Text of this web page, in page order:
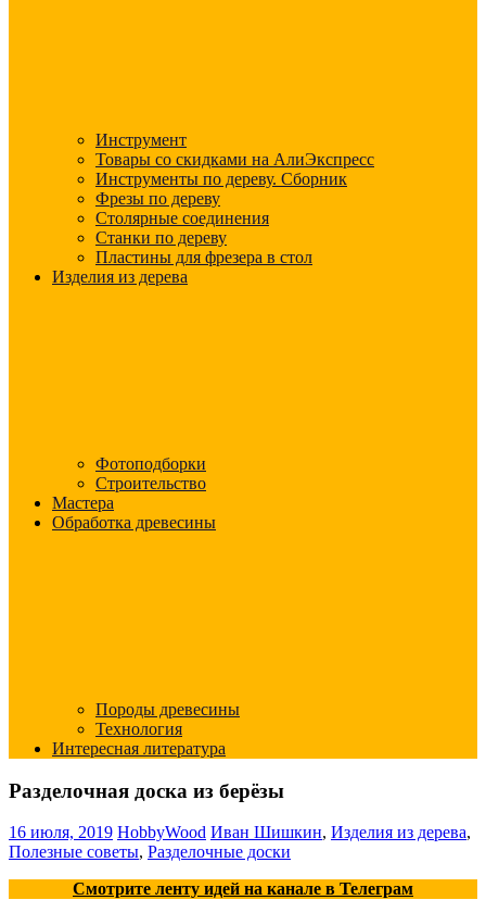
Инструмент
Товары со скидками на АлиЭкспресс
Инструменты по дереву. Сборник
Фрезы по дереву
Столярные соединения
Станки по дереву
Пластины для фрезера в стол
Изделия из дерева
Фотоподборки
Строительство
Мастера
Обработка древесины
Породы древесины
Технология
Интересная литература
Разделочная доска из берёзы
16 июля, 2019 HobbyWood Иван Шишкин, Изделия из дерева,
Полезные советы, Разделочные доски
Смотрите ленту идей на канале в Телеграм